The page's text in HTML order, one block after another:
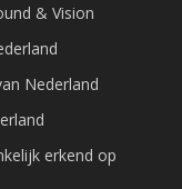
& Vision
Nederland
erkend op